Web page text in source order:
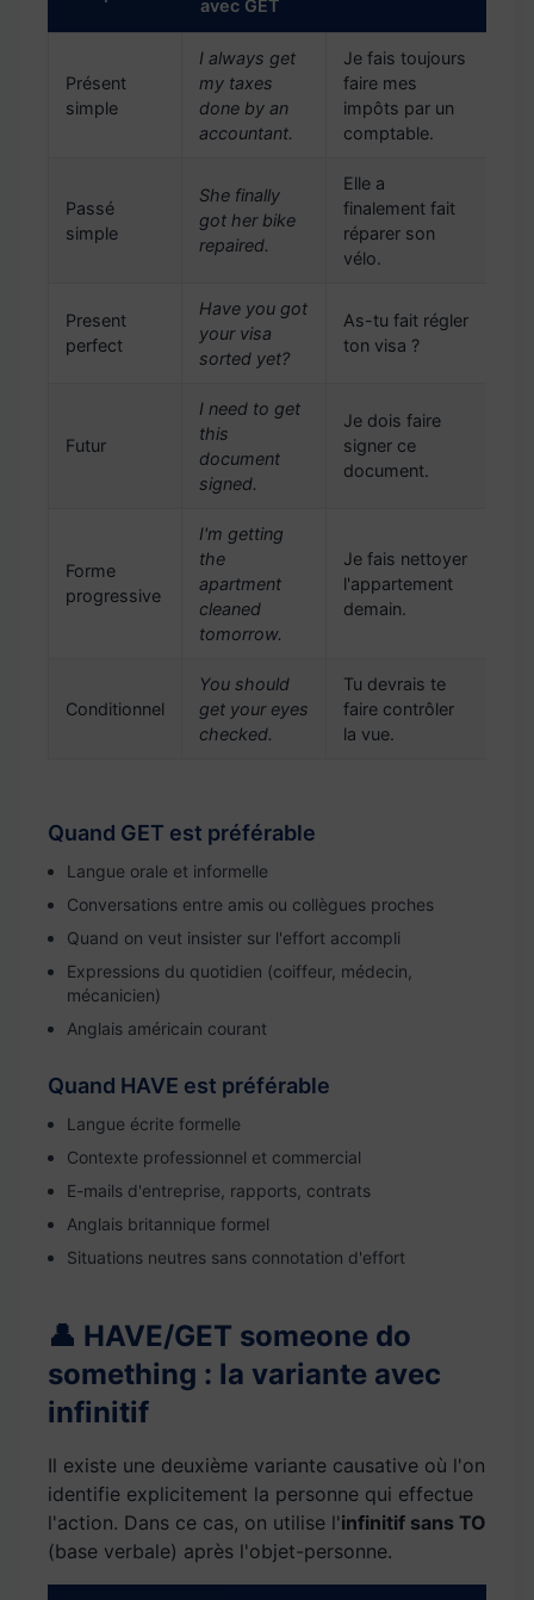
avec GET
Présent
simple
I always get
my taxes
done by an
accountant.
Je fais toujours
faire mes
impôts par un
comptable.
Passé
simple
She finally
got her bike
repaired.
Elle a
finalement fait
réparer son
vélo.
Present
perfect
Have you got
your visa
sorted yet?
As-tu fait régler
ton visa ?
Futur
I need to get
this
document
signed.
Je dois faire
signer ce
document.
Forme
progressive
I'm getting
the
apartment
cleaned
tomorrow.
Je fais nettoyer
l'appartement
demain.
Conditionnel
You should
get your eyes
checked.
Tu devrais te
faire contrôler
la vue.
Quand GET est préférable
Langue orale et informelle
Conversations entre amis ou collègues proches
Quand on veut insister sur l'effort accompli
Expressions du quotidien (coiffeur, médecin,
mécanicien)
Anglais américain courant
Quand HAVE est préférable
Langue écrite formelle
Contexte professionnel et commercial
E-mails d'entreprise, rapports, contrats
Anglais britannique formel
Situations neutres sans connotation d'effort
👤 HAVE/GET someone do
something : la variante avec
infinitif
Il existe une deuxième variante causative où l'on
identifie explicitement la personne qui effectue
l'action. Dans ce cas, on utilise l'infinitif sans TO
(base verbale) après l'objet-personne.